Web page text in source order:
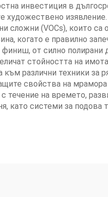
инвестиция в
сложни (VOCs), които
когато е правилно
от силно
стойността на
различни техники за
свойства на
на времето,
като системи за